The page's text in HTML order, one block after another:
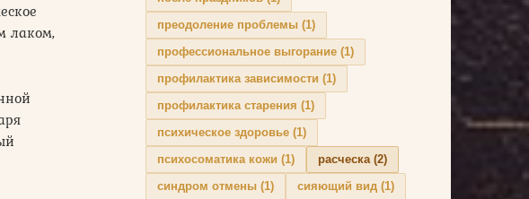
лаком,
преодоление проблемы (1)
профессиональное выгорание (1)
профилактика зависимости (1)
профилактика старения (1)
психическое здоровье (1)
психосоматика кожи (1) расческа(2)
синдром отмены (1) сияющий вид (1)